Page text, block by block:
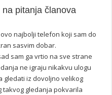
pitanja članova
najbolji telefon koji sam do
sasvim dobar.
sam ga vrtio na sve strane
ne igraju nikakvu ulogu
gledati iz dovoljno velikog
takvog gledanja pokvarila